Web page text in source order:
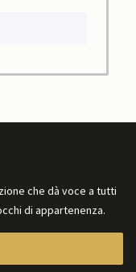
che dà voce a tutti
di appartenenza.